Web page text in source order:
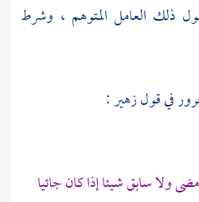
العامل المتوهم ، وشرط
في قول زهير :
ولا سابق شيئا إذا كان جائيا